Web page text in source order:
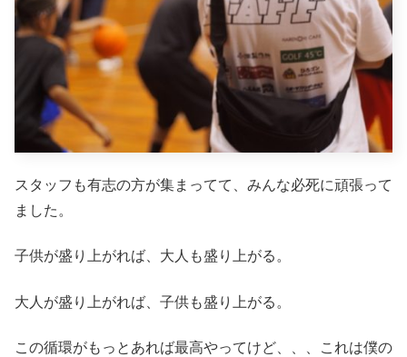
スタッフも有志の方が集まってて、みんな必死に頑張って
ました。
子供が盛り上がれば、大人も盛り上がる。
大人が盛り上がれば、子供も盛り上がる。
この循環がもっとあれば最高やってけど、、、これは僕の